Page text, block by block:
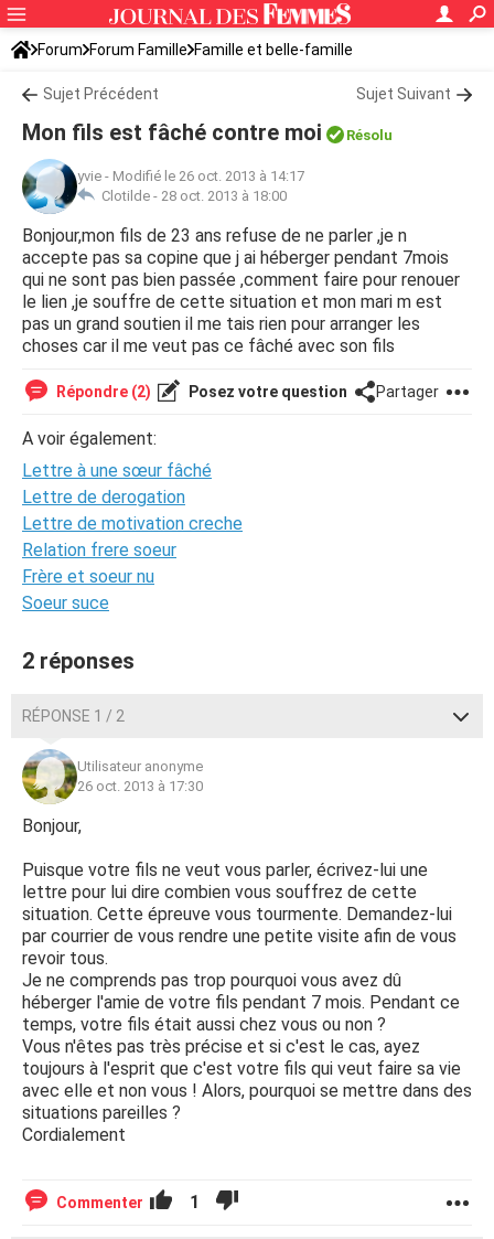
Forum Forum Famille Famille et belle-famille
Sujet Précédent Sujet Suivant
Mon fils est fâché contre moi Résolu
yvie - Modifié le 26 oct. 2013 à 14:17
Clotilde - 28 oct. 2013 à 18:00
Bonjour,mon fils de 23 ans refuse de ne parler ,je n
accepte pas sa copine que j ai héberger pendant 7mois
qui ne sont pas bien passée ,comment faire pour renouer
le lien ,je souffre de cette situation et mon mari m est
pas un grand soutien il me tais rien pour arranger les
choses car il me veut pas ce fâché avec son fils
Répondre (2) Posez votre question Partager
A voir également:
Lettre à une sœur fâché
Lettre de derogation
Lettre de motivation creche
Relation frere soeur
Frère et soeur nu
Soeur suce
2 réponses
RÉPONSE 1 / 2
Utilisateur anonyme
26 oct. 2013 à 17:30
Bonjour,
Puisque votre fils ne veut vous parler, écrivez-lui une
lettre pour lui dire combien vous souffrez de cette
situation. Cette épreuve vous tourmente. Demandez-lui
par courrier de vous rendre une petite visite afin de vous
revoir tous.
Je ne comprends pas trop pourquoi vous avez dû
héberger l'amie de votre fils pendant 7 mois. Pendant ce
temps, votre fils était aussi chez vous ou non ?
Vous n'êtes pas très précise et si c'est le cas, ayez
toujours à l'esprit que c'est votre fils qui veut faire sa vie
avec elle et non vous ! Alors, pourquoi se mettre dans des
situations pareilles ?
Cordialement
Commenter 1